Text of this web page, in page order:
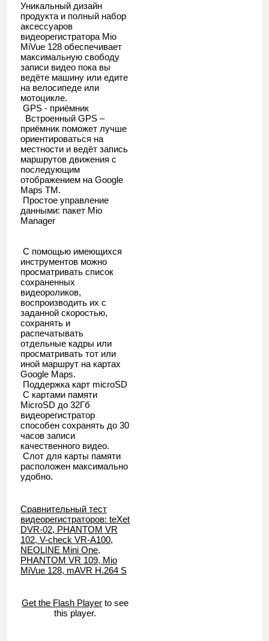
Уникальный дизайн
продукта и полный набор
аксессуаров
видеорегистратора Mio
MiVue 128 обеспечивает
максимальную свободу
записи видео пока вы
ведёте машину или едите
на велосипеде или
мотоцикле.
GPS - приёмник
Встроенный GPS –
приёмник поможет лучше
ориентироваться на
местности и ведёт запись
маршрутов движения с
последующим
отображением на Google
Maps TM.
Простое управление
данными: пакет Mio
Manager
С помощью имеющихся
инструментов можно
просматривать список
сохраненных
видеороликов,
воспроизводить их с
заданной скоростью,
сохранять и
распечатывать
отдельные кадры или
просматривать тот или
иной маршрут на картах
Google Maps.
Поддержка карт microSD
С картами памяти
MicroSD до 32Гб
видеорегистратор
способен сохранять до 30
часов записи
качественного видео.
Слот для карты памяти
расположен максимально
удобно.
Сравнительный тест
видеорегистраторов: teXet
DVR-02, PHANTOM VR
102, V-check VR-A100,
NEOLINE Mini One,
PHANTOM VR 109, Mio
MiVue 128, mAVR H.264 S
Get the Flash Player to see
this player.